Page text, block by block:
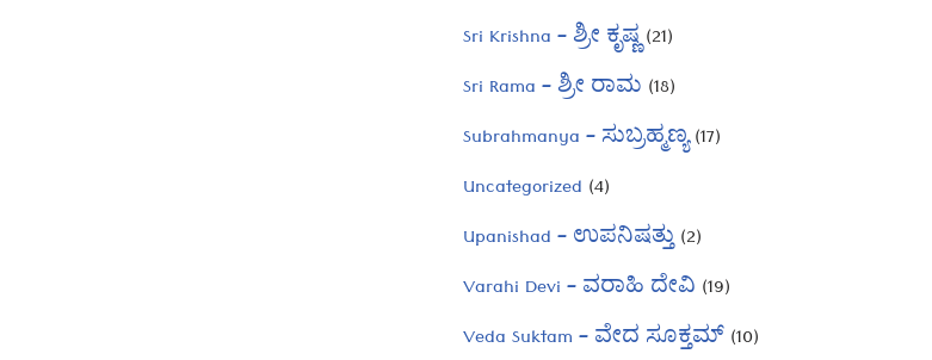
Sri Krishna – ಶ್ರೀ ಕೃಷ್ಣ(21)
Sri Rama – ಶ್ರೀ ರಾಮ (18)
Subrahmanya – ಸುಬ್ರಹ್ಮಣ್ಯ(17)
Uncategorized (4)
Upanishad – ಉಪನಿಷತ್ತು(2)
Varahi Devi – ವರಾಹಿ ದೇವಿ (19)
Veda Suktam – ವೇದ ಸೂಕ್ತಮ್(10)